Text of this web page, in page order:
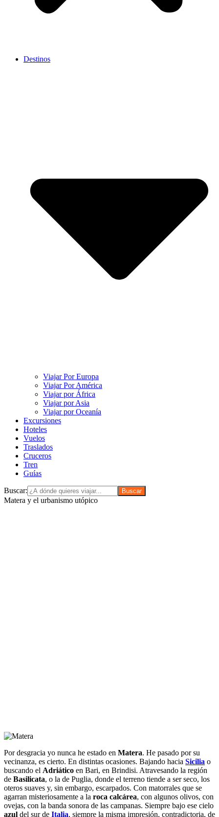
Destinos
Viajar Por Europa
Viajar Por América
Viajar por África
Viajar por Asia
Viajar por Oceanía
Excursiones
Hoteles
Vuelos
Traslados
Cruceros
Tren
Guías
Buscar:
Matera y el urbanismo utópico
Por desgracia yo nunca he estado en Matera. He pasado por su
vecinanza, es cierto. En distintas ocasiones. Bajando hacia Sicilia o
buscando el Adriático en Bari, en Brindisi. Atravesando la región
de Basilicata, o la de Puglia, donde el terreno tiende a ser seco, los
oteros suaves y, sin embargo, escarpados. Con matorrales que se
agarran misteriosamente a la roca calcárea, con algunos olivos, con
ovejas, con la banda sonora de las campanas. Siempre bajo ese cielo
azul del sur de Italia, siempre la misma impresión, contradictoria, de